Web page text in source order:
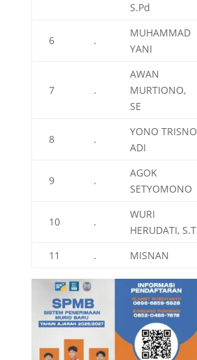
S.Pd
6 .
MUHAMMAD
YANI
7 .
AWAN
MURTIONO,
SE
8 .
YONO TRISNO
ADI
9 .
AGOK
SETYOMONO
10 .
WURI
HERUDATI, S.T
11
. MISNAN